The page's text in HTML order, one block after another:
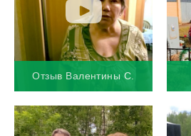
Отзыв Валентины С.